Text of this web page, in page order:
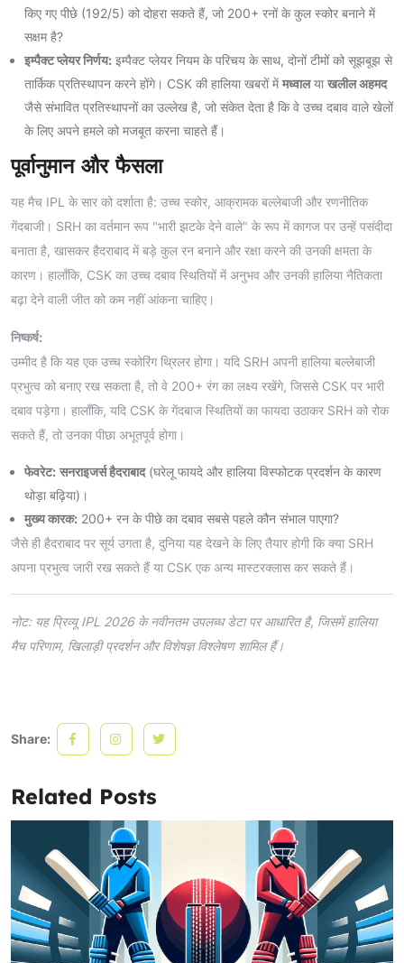
किए गए पीछे (192/5) को दोहरा सकते हैं, जो 200+ रनों के कुल स्कोर बनाने में
सक्षम है?
इम्पैक्ट प्लेयर निर्णय: इम्पैक्ट प्लेयर नियम के परिचय के साथ, दोनों टीमों को सूझबूझ से
तार्किक प्रतिस्थापन करने होंगे। CSK की हालिया खबरों मेंमध्वालया खलील अहमद
जैसे संभावित प्रतिस्थापनों का उल्लेख है, जो संकेत देता है कि वे उच्च दबाव वाले खेलों
के लिए अपने हमले को मजबूत करना चाहते हैं।
पूर्वानुमान और फैसला
यह मैच IPL के सार को दर्शाता है: उच्च स्कोर, आक्रामक बल्लेबाजी और रणनीतिक
गेंदबाजी। SRH का वर्तमान रूप "भारी झटके देने वाले" के रूप में कागज पर उन्हें पसंदीदा
बनाता है, खासकर हैदराबाद में बड़े कुल रन बनाने और रक्षा करने की उनकी क्षमता के
कारण। हालाँकि, CSK का उच्च दबाव स्थितियों में अनुभव और उनकी हालिया नैतिकता
बढ़ा देने वाली जीत को कम नहीं आंकना चाहिए।
निष्कर्ष:
उम्मीद है कि यह एक उच्च स्कोरिंग थ्रिलर होगा। यदि SRH अपनी हालिया बल्लेबाजी
प्रभुत्व को बनाए रख सकता है, तो वे 200+ रंग का लक्ष्य रखेंगे, जिससे CSK पर भारी
दबाव पड़ेगा। हालाँकि, यदि CSK के गेंदबाज स्थितियों का फायदा उठाकर SRH को रोक
सकते हैं, तो उनका पीछा अभूतपूर्व होगा।
फेवरेट: सनराइजर्स हैदराबाद(घरेलू फायदे और हालिया विस्फोटक प्रदर्शन के कारण
थोड़ा बढ़िया)।
मुख्य कारक: 200+ रन के पीछे का दबाव सबसे पहले कौन संभाल पाएगा?
जैसे ही हैदराबाद पर सूर्य उगता है, दुनिया यह देखने के लिए तैयार होगी कि क्या SRH
अपना प्रभुत्व जारी रख सकते हैं या CSK एक अन्य मास्टरक्लास कर सकते हैं।
नोट: यह प्रिव्यू IPL 2026 के नवीनतम उपलब्ध डेटा पर आधारित है, जिसमें हालिया
मैच परिणाम, खिलाड़ी प्रदर्शन और विशेषज्ञ विश्लेषण शामिल हैं।
Share:
Related Posts